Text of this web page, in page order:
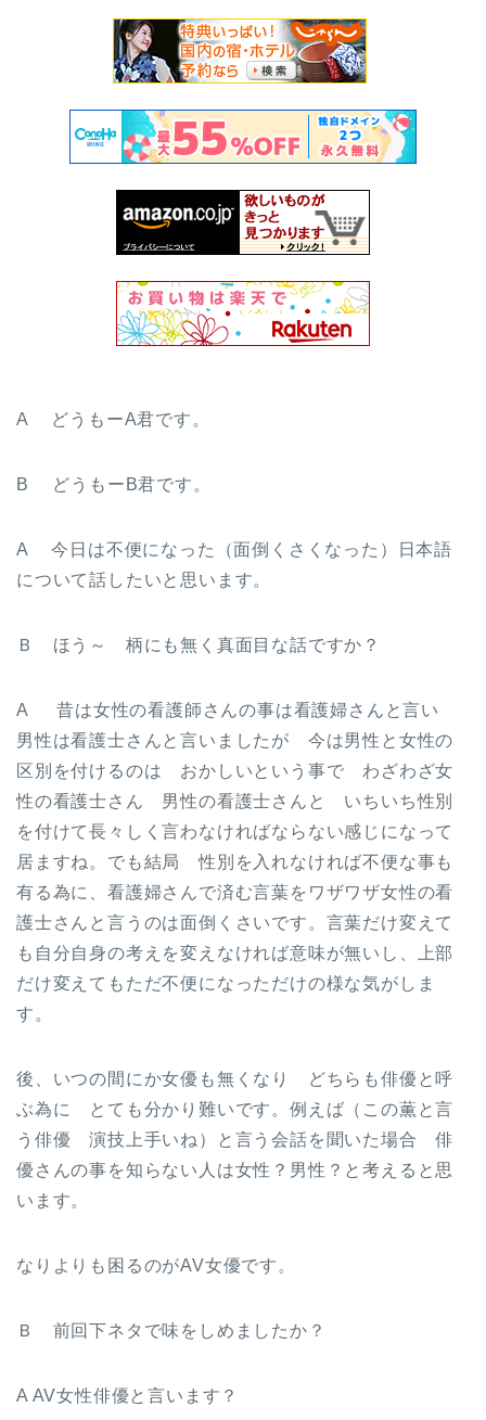
A どうもーA君です。
B どうもーB君です。
A 今日は不便になった（面倒くさくなった）日本語
について話したいと思います。
Ｂ ほう～ 柄にも無く真面目な話ですか？
A 昔は女性の看護師さんの事は看護婦さんと言い
男性は看護士さんと言いましたが 今は男性と女性の
区別を付けるのは おかしいという事で わざわざ女
性の看護士さん 男性の看護士さんと いちいち性別
を付けて長々しく言わなければならない感じになって
居ますね。でも結局 性別を入れなければ不便な事も
有る為に、看護婦さんで済む言葉をワザワザ女性の看
護士さんと言うのは面倒くさいです。言葉だけ変えて
も自分自身の考えを変えなければ意味が無いし、上部
だけ変えてもただ不便になっただけの様な気がしま
す。
後、いつの間にか女優も無くなり どちらも俳優と呼
ぶ為に とても分かり難いです。例えば（この薫と言
う俳優 演技上手いね）と言う会話を聞いた場合 俳
優さんの事を知らない人は女性？男性？と考えると思
います。
なりよりも困るのがAV女優です。
Ｂ 前回下ネタで味をしめましたか？
A AV女性俳優と言います？